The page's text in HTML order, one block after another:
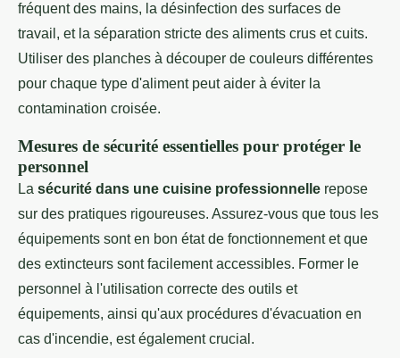
fréquent des mains, la désinfection des surfaces de
travail, et la séparation stricte des aliments crus et cuits.
Utiliser des planches à découper de couleurs différentes
pour chaque type d'aliment peut aider à éviter la
contamination croisée.
Mesures de sécurité essentielles pour protéger le
personnel
La sécurité dans une cuisine professionnelle repose
sur des pratiques rigoureuses. Assurez-vous que tous les
équipements sont en bon état de fonctionnement et que
des extincteurs sont facilement accessibles. Former le
personnel à l'utilisation correcte des outils et
équipements, ainsi qu'aux procédures d'évacuation en
cas d'incendie, est également crucial.